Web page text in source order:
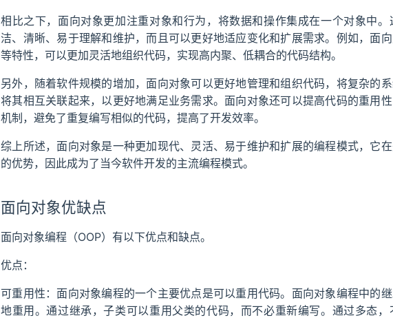
相比之下，面向对象更加注重对象和行为，将数据和操作集成在一个对象中
洁、清晰、易于理解和维护，而且可以更好地适应变化和扩展需求。例如，面
等特性，可以更加灵活地组织代码，实现高内聚、低耦合的代码结构。
另外，随着软件规模的增加，面向对象可以更好地管理和组织代码，将复杂的
将其相互关联起来，以更好地满足业务需求。面向对象还可以提高代码的重用
机制，避免了重复编写相似的代码，提高了开发效率。
综上所述，面向对象是一种更加现代、灵活、易于维护和扩展的编程模式，它
的优势，因此成为了当今软件开发的主流编程模式。
面向对象优缺点
面向对象编程（OOP）有以下优点和缺点。
优点：
可重用性：面向对象编程的一个主要优点是可以重用代码。面向对象编程中的
地重用。通过继承，子类可以重用父类的代码，而不必重新编写。通过多态